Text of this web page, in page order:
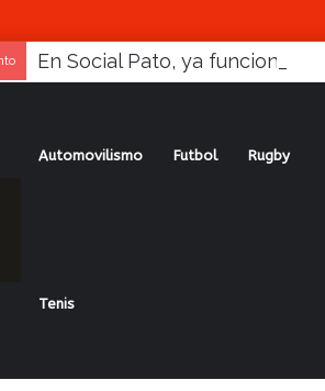
Automovilismo Futbol Rugby
Tenis
frenar a Racing y AU-Agrarias,
frenar a